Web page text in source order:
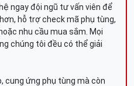
ngay đội ngũ tư vấn viên để
hỗ trợ check mã phụ tùng,
nhu cầu mua sắm. Mọi
chúng tôi đều có thể giải
cung ứng phụ tùng mà còn